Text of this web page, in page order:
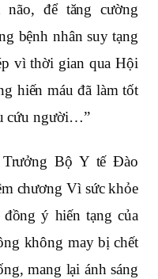
não, để tăng cường
bệnh nhân suy tạng
vì thời gian qua Hội
hiến máu đã làm tốt
cứu người…”
Bộ Y tế Đào
chương Vì sức khỏe
ý hiến tạng của
không may bị chết
mang lại ánh sáng